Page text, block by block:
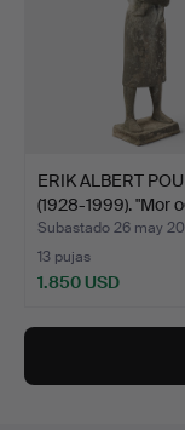
ERIK ALBERT
(1928-1999). "Mor
Subastado 26 may
13 pujas
1.850 USD